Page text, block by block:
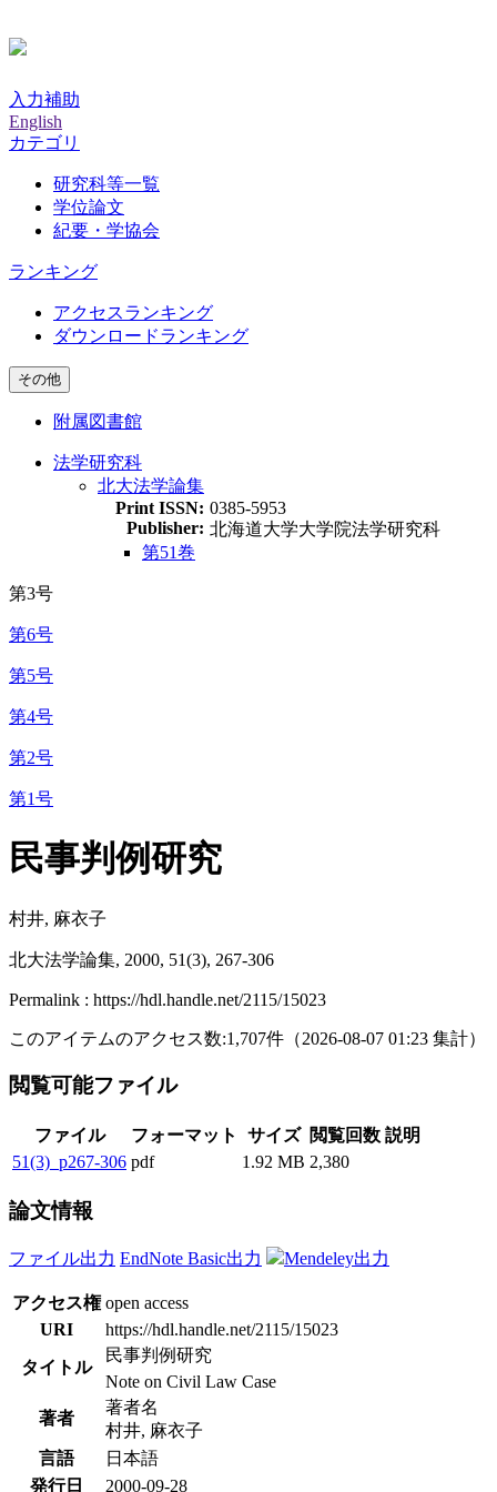
入力補助
English
カテゴリ
研究科等一覧
学位論文
紀要・学協会
ランキング
アクセスランキング
ダウンロードランキング
その他
附属図書館
法学研究科
北大法学論集
Print ISSN: 0385-5953
Publisher: 北海道大学大学院法学研究科
第51巻
第3号
第6号
第5号
第4号
第2号
第1号
民事判例研究
村井, 麻衣子
北大法学論集, 2000, 51(3), 267-306
Permalink : https://hdl.handle.net/2115/15023
このアイテムのアクセス数:1,707件 （2026-08-07 01:23 集計）
閲覧可能ファイル
ファイル フォーマット サイズ 閲覧回数 説明
51(3)_p267-306 pdf 1.92 MB 2,380
論文情報
ファイル出力 EndNote Basic出力 Mendeley出力
アクセス権 open access
URI
https://hdl.handle.net/2115/15023
タイトル
民事判例研究
Note on Civil Law Case
著者
著者名
村井, 麻衣子
言語
日本語
発行日
2000-09-28